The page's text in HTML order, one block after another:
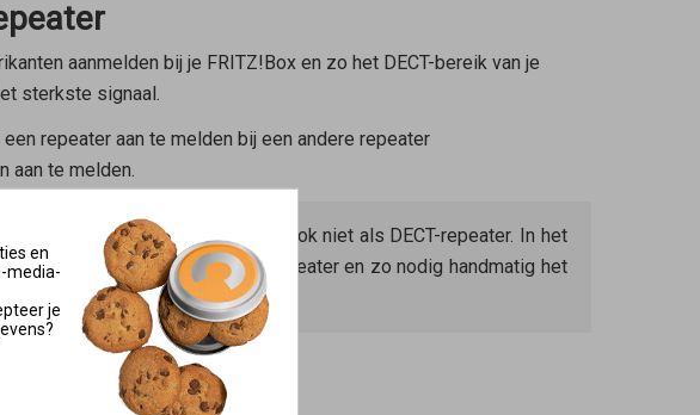
aanmelden bij je FRITZ!Box en zo het DECT-bereik van je
sterkste signaal.
repeater aan te melden bij een andere repeater
aan te melden.
in de Mesh Repeater-modus
ook niet als DECT-repeater. In het
Mesh Masteren bij deMesh Repeateren zo nodig handmatig het
en
media-
je